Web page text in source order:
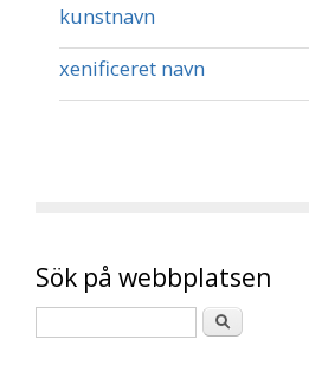
kunstnavn
xenificeret navn
Sök på webbplatsen